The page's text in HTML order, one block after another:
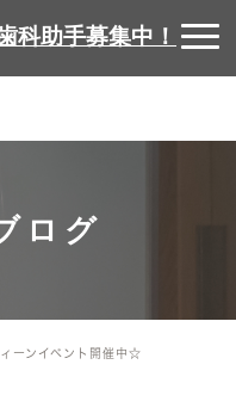
科助手募集中！
ログ
ーンイベント開催中☆